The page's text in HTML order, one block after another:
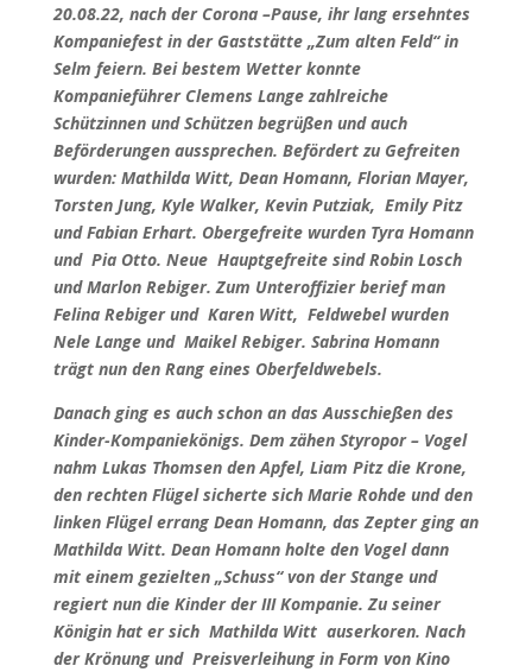
20.08.22, nach der Corona –Pause, ihr lang ersehntes
Kompaniefest in der Gaststätte „Zum alten Feld“ in
Selm feiern. Bei bestem Wetter konnte
Kompanieführer Clemens Lange zahlreiche
Schützinnen und Schützen begrüßen und auch
Beförderungen aussprechen. Befördert zu Gefreiten
wurden: Mathilda Witt, Dean Homann, Florian Mayer,
Torsten Jung, Kyle Walker, Kevin Putziak, Emily Pitz
und Fabian Erhart. Obergefreite wurden Tyra Homann
und Pia Otto. Neue Hauptgefreite sind Robin Losch
und Marlon Rebiger. Zum Unteroffizier berief man
Felina Rebiger und Karen Witt, Feldwebel wurden
Nele Lange und Maikel Rebiger. Sabrina Homann
trägt nun den Rang eines Oberfeldwebels.
Danach ging es auch schon an das Ausschießen des
Kinder-Kompaniekönigs. Dem zähen Styropor – Vogel
nahm Lukas Thomsen den Apfel, Liam Pitz die Krone,
den rechten Flügel sicherte sich Marie Rohde und den
linken Flügel errang Dean Homann, das Zepter ging an
Mathilda Witt. Dean Homann holte den Vogel dann
mit einem gezielten „Schuss“ von der Stange und
regiert nun die Kinder der III Kompanie. Zu seiner
Königin hat er sich Mathilda Witt auserkoren. Nach
der Krönung und Preisverleihung in Form von Kino